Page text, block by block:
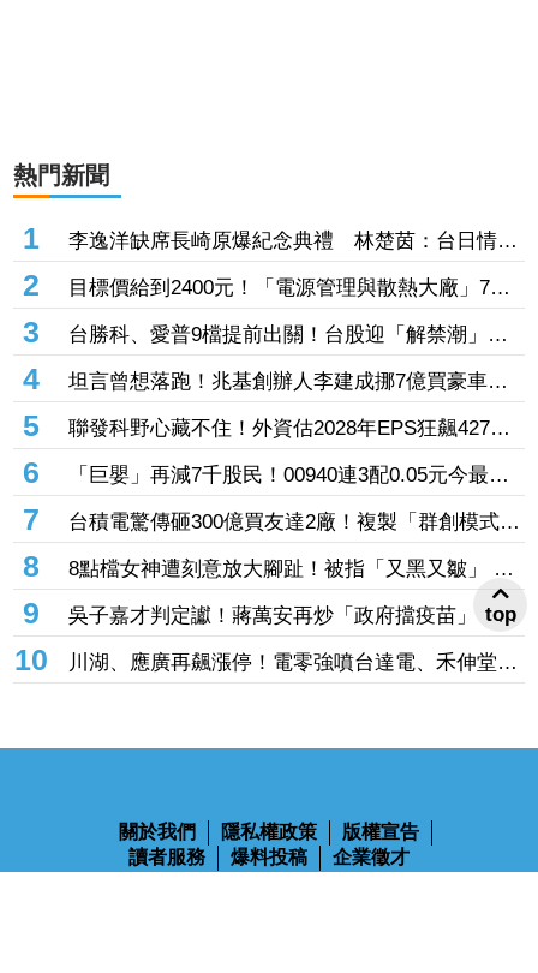
熱門新聞
1
李逸洋缺席長崎原爆紀念典禮 林楚茵：台日情誼
不該因單一事件分化
2
目標價給到2400元！「電源管理與散熱大廠」7月
營收揭牌前強勢亮燈 亞德客H1賺近3股本領漲
3
台勝科、愛普9檔提前出關！台股迎「解禁潮」關
禁閉新制今上路 禾伸堂、蔚華科攻漲停
4
坦言曾想落跑！兆基創辦人李建成挪7億買豪車精
品遭羈押 痛訴「我被設局」控學弟背叛
5
聯發科野心藏不住！外資估2028年EPS狂飆427
元 ASIC市占率衝20％、明年營收上看160億美元
6
「巨嬰」再減7千股民！00940連3配0.05元今最後
買進日 年化配息率4%「這天領息」
7
台積電驚傳砸300億買友達2廠！複製「群創模式」
搶攻先進封裝
8
8點檔女神遭刻意放大腳趾！被指「又黑又皺」
邱子芯無奈親回真相
9
吳子嘉才判定讞！蔣萬安再炒「政府擋疫苗」 林
楚茵怒轟「惡質」：為選舉搭上造謠列車
10
川湖、應廣再飆漲停！電零強噴台達電、禾伸堂、
定穎投控齊亮燈 南亞科、所羅門、鈺創攻頂鎖不
關於我們 隱私權政策
版權宣告
讀者服務
爆料投稿 企業徵才
top